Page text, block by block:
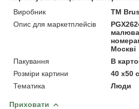
Виробник
ТМ
Опис для маркетплейсів
Москві
Пакування
В
Розміри картини
40 x50
Тематика
Люди
Приховати